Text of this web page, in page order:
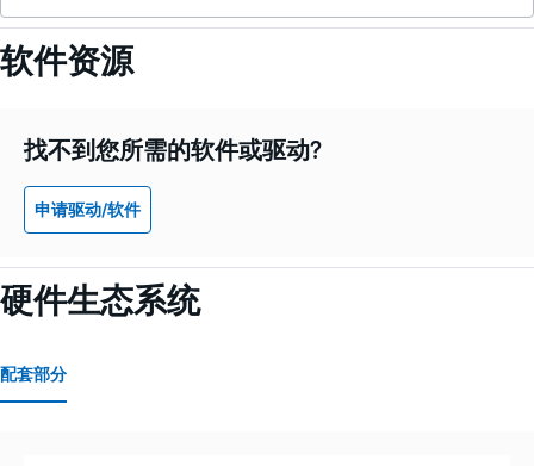
软件资源
找不到您所需的软件或驱动?
申请驱动/软件
硬件生态系统
配套部分